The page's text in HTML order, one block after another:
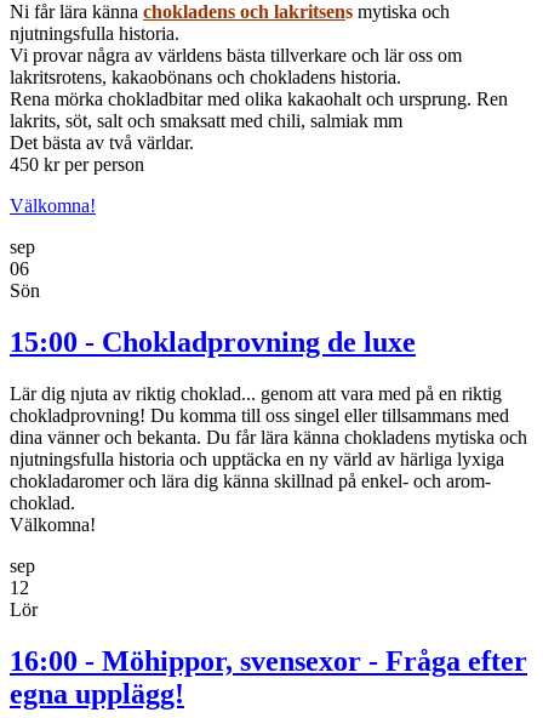
Ni får lära känna chokladens och lakritsens mytiska och
njutningsfulla historia.
Vi provar några av världens bästa tillverkare och lär oss om
lakritsrotens, kakaobönans och chokladens historia.
Rena mörka chokladbitar med olika kakaohalt och ursprung. Ren
lakrits, söt, salt och smaksatt med chili, salmiak mm
Det bästa av två världar.
450 kr per person
Välkomna!
sep
06
Sön
15:00 - Chokladprovning de luxe
Lär dig njuta av riktig choklad... genom att vara med på en riktig
chokladprovning! Du komma till oss singel eller tillsammans med
dina vänner och bekanta. Du får lära känna chokladens mytiska och
njutningsfulla historia och upptäcka en ny värld av härliga lyxiga
chokladaromer och lära dig känna skillnad på enkel- och arom-
choklad.
Välkomna!
sep
12
Lör
16:00 - Möhippor, svensexor - Fråga efter
egna upplägg!